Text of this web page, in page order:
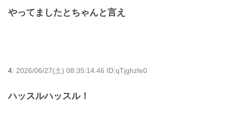
やってましたとちゃんと言え
4: 2026/06/27(土) 08:35:14.46 ID:qTjghzfe0
ハッスルハッスル！